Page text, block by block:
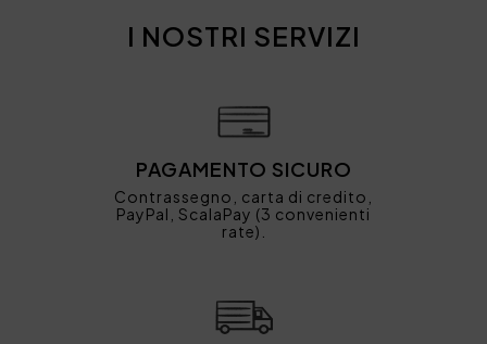
I NOSTRI SERVIZI
PAGAMENTO SICURO
Contrassegno, carta di credito,
PayPal, ScalaPay (3 convenienti
rate).